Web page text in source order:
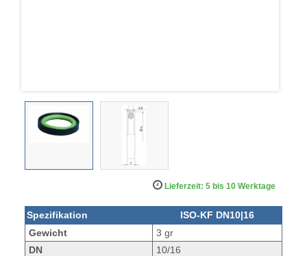
Lieferzeit: 5 bis 10 Werktage
Spezifikation
ISO-KF DN10|16
Gewicht
3 gr
DN
10/16